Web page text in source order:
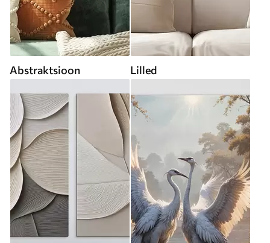
Abstraktsioon Lilled